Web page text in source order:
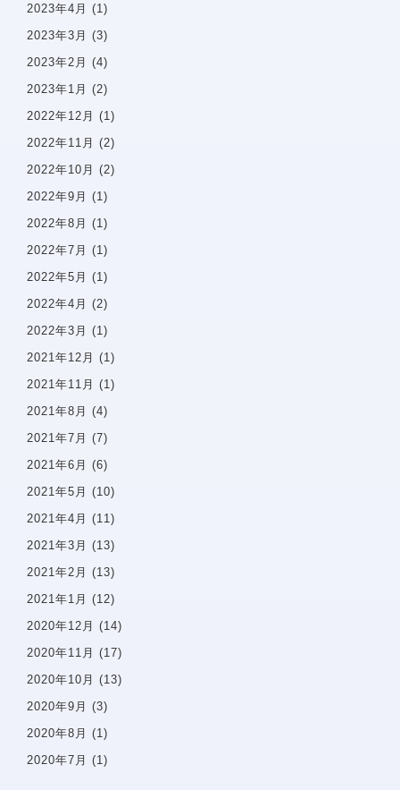
アクセス
ホーム
当院について
一般歯科案内
2023年4月 (1)
2023年3月 (3)
2023年2月 (4)
2023年1月 (2)
2022年12月 (1)
2022年11月 (2)
2022年10月 (2)
2022年9月 (1)
2022年8月 (1)
2022年7月 (1)
2022年5月 (1)
2022年4月 (2)
2022年3月 (1)
2021年12月 (1)
2021年11月 (1)
2021年8月 (4)
2021年7月 (7)
2021年6月 (6)
2021年5月 (10)
2021年4月 (11)
2021年3月 (13)
2021年2月 (13)
2021年1月 (12)
2020年12月 (14)
2020年11月 (17)
2020年10月 (13)
2020年9月 (3)
2020年8月 (1)
2020年7月 (1)